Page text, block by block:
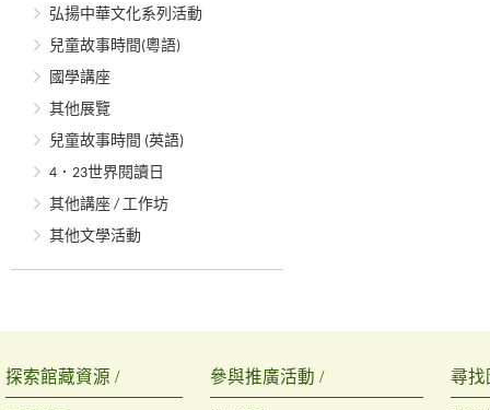
弘揚中華文化系列活動
兒童故事時間(粵語)
國學講座
其他展覽
兒童故事時間 (英語)
4．23世界閱讀日
其他講座 / 工作坊
其他文學活動
探索館藏資源 / 參與推廣活動 / 尋找